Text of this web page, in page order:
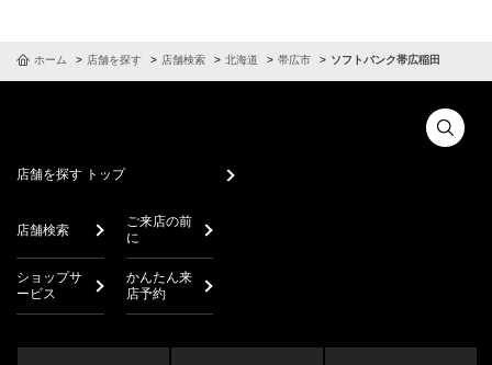
ホーム 店舗を探す 店舗検索 北海道 帯広市 ソフトバンク帯広稲田
店舗を探す トップ
店舗検索
ご来店の前
に
ショップサ
ービス
かんたん来
店予約